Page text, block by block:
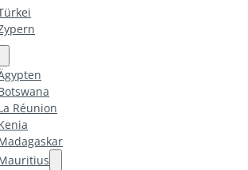
Réunion